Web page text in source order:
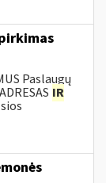
Paslaugų
IR